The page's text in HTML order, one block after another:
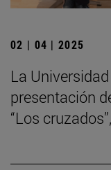
02 | 04 | 2025
La
presentación
“Los